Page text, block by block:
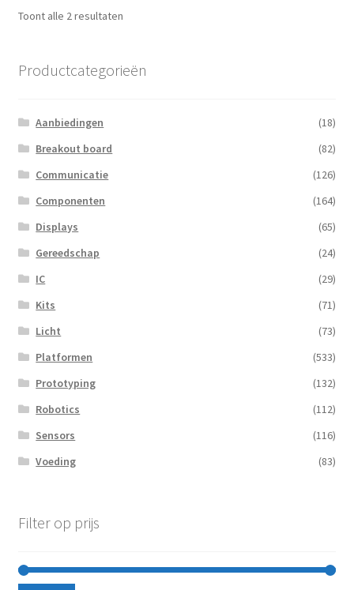
Toont alle 2 resultatenGesorteerd
Productcategorieën
Aanbiedingen
(18)
Breakout board
(82)
Communicatie
(126)
Componenten
(164)
Displays
(65)
Gereedschap
(24)
IC
(29)
Kits
(71)
Licht
(73)
Platformen
(533)
Prototyping
(132)
Robotics
(112)
Sensors
(116)
Voeding
(83)
Filter op prijs